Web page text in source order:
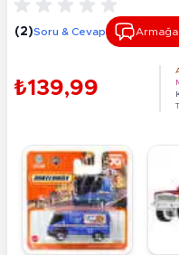
(2)Soru & Cevap
₺139,99